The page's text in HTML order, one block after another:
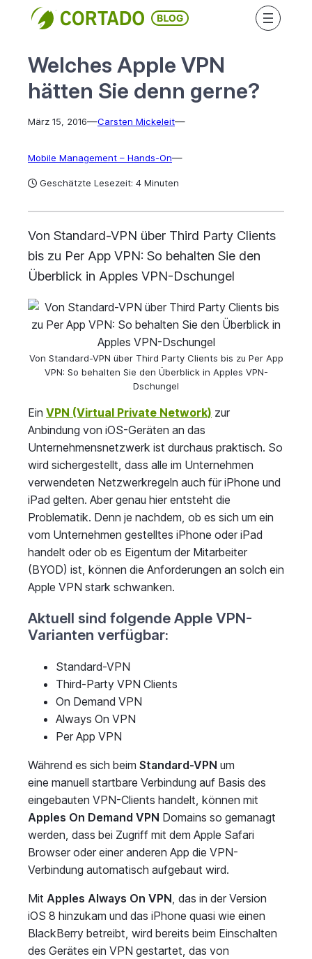
Direkt
wechseln
Welches Apple VPN
hätten Sie denn gerne?
März 15, 2016—Carsten Mickeleit—
Mobile Management – Hands-On—
Geschätzte Lesezeit: 4 Minuten
Von Standard-VPN über Third Party Clients
bis zu Per App VPN: So behalten Sie den
Überblick in Apples VPN-Dschungel
Von Standard-VPN über Third Party Clients bis zu Per App
VPN: So behalten Sie den Überblick in Apples VPN-
Dschungel
Ein VPN (Virtual Private Network) zur
Anbindung von iOS-Geräten an das
Unternehmensnetzwerk ist durchaus praktisch. So
wird sichergestellt, dass alle im Unternehmen
verwendeten Netzwerkregeln auch für iPhone und
iPad gelten. Aber genau hier entsteht die
Problematik. Denn je nachdem, ob es sich um ein
vom Unternehmen gestelltes iPhone oder iPad
handelt oder ob es Eigentum der Mitarbeiter
(BYOD) ist, können die Anforderungen an solch ein
Apple VPN stark schwanken.
Aktuell sind folgende Apple VPN-
Varianten verfügbar:
Standard-VPN
Third-Party VPN Clients
On Demand VPN
Always On VPN
Per App VPN
Während es sich beim Standard-VPN um
eine manuell startbare Verbindung auf Basis des
eingebauten VPN-Clients handelt, können mit
Apples On Demand VPN Domains so gemanagt
werden, dass bei Zugriff mit dem Apple Safari
Browser oder einer anderen App die VPN-
Verbindung automatisch aufgebaut wird.
Mit Apples Always On VPN, das in der Version
iOS 8 hinzukam und das iPhone quasi wie einen
BlackBerry betreibt, wird bereits beim Einschalten
des Gerätes ein VPN gestartet, das von